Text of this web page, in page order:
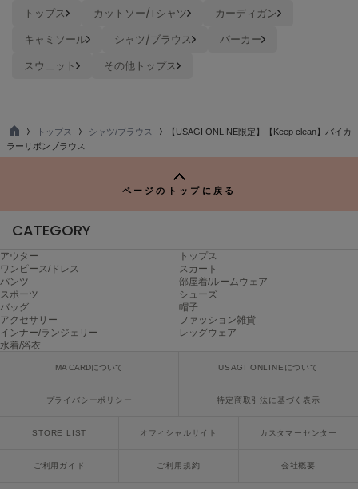
パトリック
poláura
ポローラ
Reebok
リーボック
SALOMON
サロモン
セサミストリートマーケット
SHAKA
トップス カットソー/Tシャツ
カーディガン
キャミソール
シャツ/ブラウス
パーカー
スウェット
その他トップス
TO
P
トップス シャツ/ブラウス
【USAGI ONLINE限定】【Keep clean】バイカ
ラーリボンブラウス
ページのトップに戻る
CATEGORY
アウター
トップス
ワンピース/ドレス
スカート
パンツ
部屋着/ルームウェア
スポーツ
シューズ
バッグ
帽子
アクセサリー
ファッション雑貨
インナー/ランジェリー
レッグウェア
水着/浴衣
MA CARDについて USAGI ONLINEについて
プライバシーポリシー 特定商取引法に基づく表示
STORE LIST オフィシャルサイト カスタマーセンター
ご利用ガイド ご利用規約 会社概要